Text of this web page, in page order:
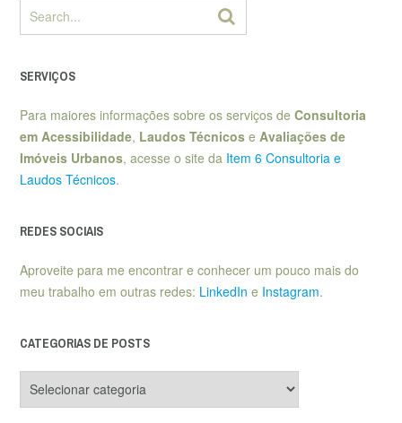
SERVIÇOS
Para maiores informações sobre os serviços de Consultoria
em Acessibilidade, Laudos Técnicos e Avaliações de
Imóveis Urbanos, acesse o site da Item 6 Consultoria e
Laudos Técnicos.
REDES SOCIAIS
Aproveite para me encontrar e conhecer um pouco mais do
meu trabalho em outras redes: LinkedIn e Instagram.
CATEGORIAS DE POSTS
de